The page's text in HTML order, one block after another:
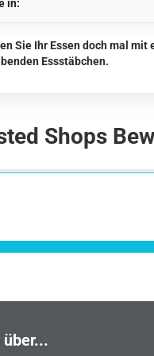
in:
Sie Ihr Essen doch mal
Essstäbchen.
Shops